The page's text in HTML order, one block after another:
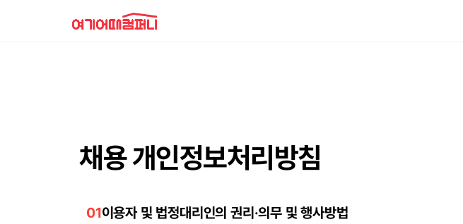
채용 개인정보처리방침
01이용자 및 법정대리인의 권리·의무 및 행사방법